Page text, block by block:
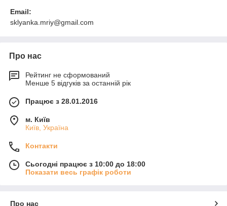
Email:
sklyanka.mriy@gmail.com
Про нас
Рейтинг не сформований
Менше 5 відгуків за останній рік
Працює з 28.01.2016
м. Київ
Київ, Україна
Контакти
Сьогодні працює з 10:00 до 18:00
Показати весь графік роботи
Про нас